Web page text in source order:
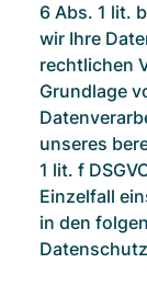
6 Abs. 1 lit.
wir Ihre
rechtlichen
Grundlage
unseres
1 lit. f
Einzelfall
in den